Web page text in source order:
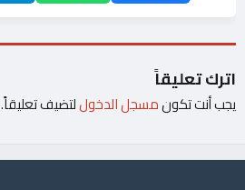
اترك تعليقاً
يجب أنت تكونمسجل الدخوللتضيف تعليقاً.